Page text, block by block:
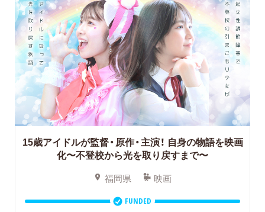
15歳アイドルが監督・原作・主演！ 自身の物語を映画
化〜不登校から光を取り戻すまで〜
福岡県 映画
FUNDED